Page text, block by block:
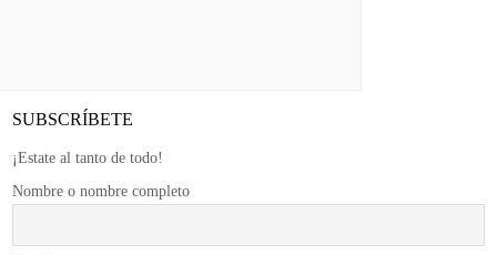
SUBSCRÍBETE
¡Estate al tanto de todo!
Nombre o nombre completo